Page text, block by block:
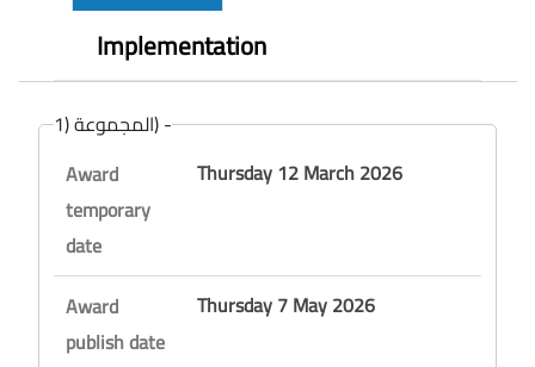
Implementation
المجموعة (1) -
Award
temporary
date
Thursday 12 March 2026
Award
publish date
Thursday 7 May 2026